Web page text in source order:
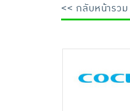
<< กลับหน้ารวม